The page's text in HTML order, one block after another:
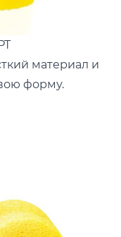
материал и
форму.